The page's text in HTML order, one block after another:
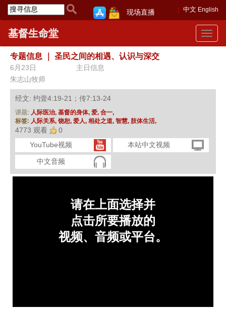
中文 English
现场直播
Toggle
基督生命堂
专题信息 圣民之间的相遇、认识与深交
6月23日
主日信息
朱志山牧师
经文: 约壹4:19-21；传7:13-24
课题: 人际医治, 基督的身体, 爱, 合一,
标签: 人际关系, 饶恕, 爱人, 相处之道, 智慧, 肢体生活,
4773 观看
0
YouTube视频
本站中文视频
中文音频